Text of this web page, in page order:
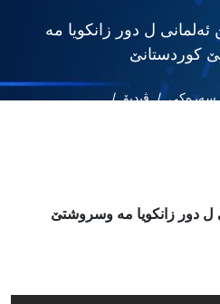
ئەلمانی ل دور زانكويا مه‌
کوردستانێ
سەرەکی
ڤیدیۆ
ل دور زانكويا مه‌ وسروشتێ